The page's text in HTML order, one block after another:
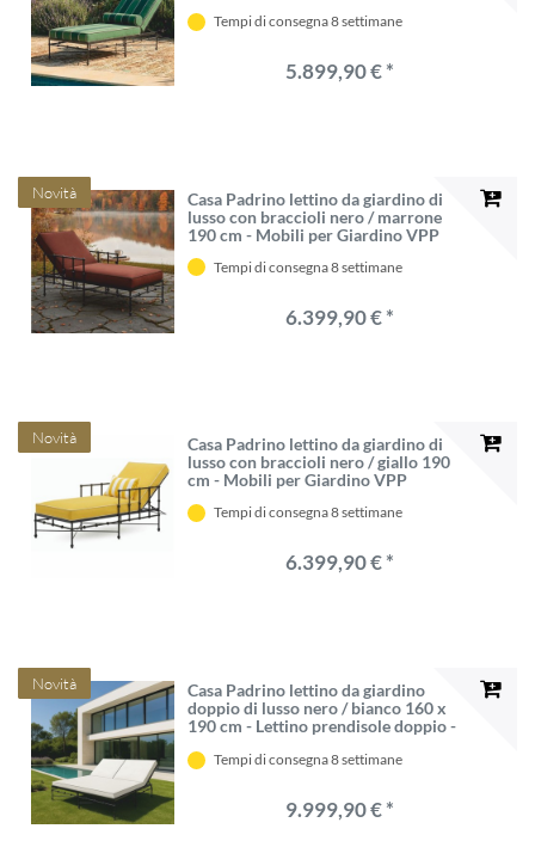
Tempi di consegna 8 settimane
5.899,90 € *
Novità
Casa Padrino lettino da giardino di
lusso con braccioli nero / marrone
190 cm - Mobili per Giardino VPP
Tempi di consegna 8 settimane
6.399,90 € *
Novità
Casa Padrino lettino da giardino di
lusso con braccioli nero / giallo 190
cm - Mobili per Giardino VPP
Tempi di consegna 8 settimane
6.399,90 € *
Novità
Casa Padrino lettino da giardino
doppio di lusso nero / bianco 160 x
190 cm - Lettino prendisole doppio -
Tempi di consegna 8 settimane
9.999,90 € *